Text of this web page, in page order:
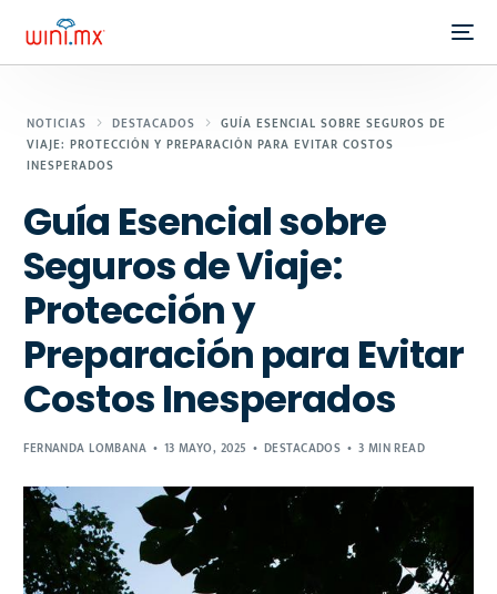
NOTICIAS DESTACADOS
GUÍA ESENCIAL SOBRE SEGUROS DE
VIAJE: PROTECCIÓN Y PREPARACIÓN PARA EVITAR COSTOS
INESPERADOS
Guía Esencial sobre
Seguros de Viaje:
Protección y
Preparación para Evitar
Costos Inesperados
FERNANDA LOMBANA 13 MAYO, 2025 DESTACADOS 3 MIN READ